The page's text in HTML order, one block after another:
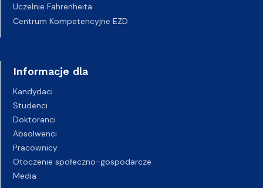
Uczelnie Fahrenheita
Centrum Kompetencyjne EZD
Informacje dla
Kandydaci
Studenci
Doktoranci
Absolwenci
Pracownicy
Otoczenie społeczno-gospodarcze
Media